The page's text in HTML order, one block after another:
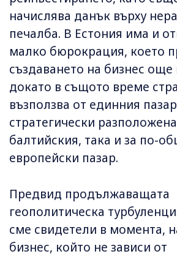
начислява данък върху
печалба. В Естония има и
малко бюрокрация, което
създаването на бизнес още
докато в същото време
възползва от единния
стратегически
балтийския, така и за по-
европейски пазар.
Предвид продължаващата
геополитическа
сме свидетели в момента,
бизнес, който не зависи от